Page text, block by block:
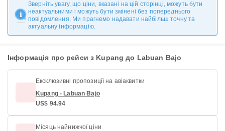
Зверніть увагу, що ціни, вказані на цій сторінці, можуть бути
неактуальними і можуть бути змінені без попереднього
повідомлення. Ми прагнемо надавати найбільш точну та
актуальну інформацію.
Інформація про рейси з Kupang до Labuan Bajo
Ексклюзивні пропозиції на авіаквитки
Kupang - Labuan Bajo
US$ 94.94
Місяць найнижчої ціни